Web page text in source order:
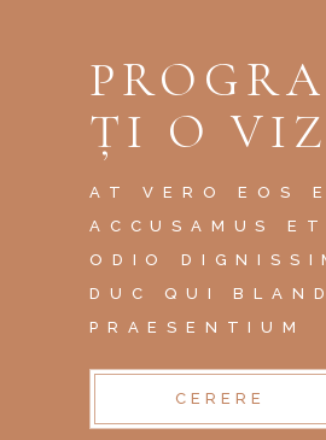
ȚI O
AT VERO EOS
ACCUSAMUS
ODIO
DUC QUI
PRAESENTIUM
CERERE